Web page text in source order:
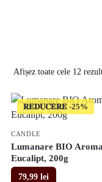
Afișez toate cele 12
𝐑𝐄𝐃𝐔𝐂𝐄𝐑𝐄
CANDLE
Lumanare BIO
Eucalipt, 200g
79,99 lei